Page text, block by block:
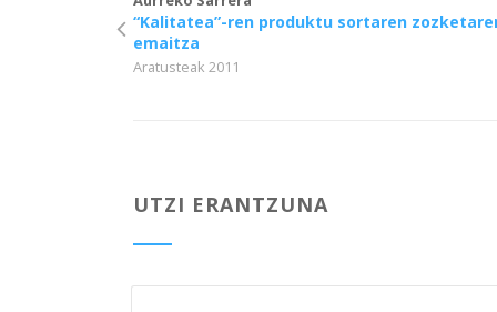
“Kalitatea”-ren produktu sortaren
emaitza
Aratusteak 2011
UTZI ERANTZUNA